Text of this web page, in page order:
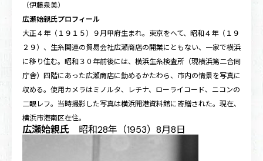
（伊藤泉美）
広瀬始親氏プロフィール
大正４年（１９１５）９月甲府生まれ。東京をへて、昭和４年（１９
２９）、生糸関連の貿易会社広瀬商店の開業にともない、一家で横浜
に移り住む。昭和３０年前後には、横浜生糸検査所（現横浜第二合同
庁舎）四階にあった広瀬商店に勤めるかたわら、市内の情景を写真に
収める。使用カメラはミノルタ、レチナ、ローライコード、ニコンの
二眼レフ。当時撮影した写真は横浜開港資料館に寄贈された。現在、
横浜市港南区在住。
広瀬始親氏昭和28年（1953）8月8日